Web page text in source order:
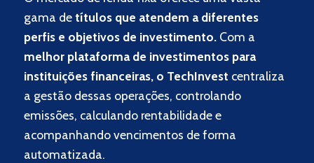
gama detítulos que atendem a diferentes
perfis e objetivos de investimento. Com a
melhor plataforma de investimentos para
instituições financeiras, o TechInvest centraliza
a gestão dessas operações, controlando
emissões, calculando rentabilidade e
acompanhando vencimentos de forma
automatizada.